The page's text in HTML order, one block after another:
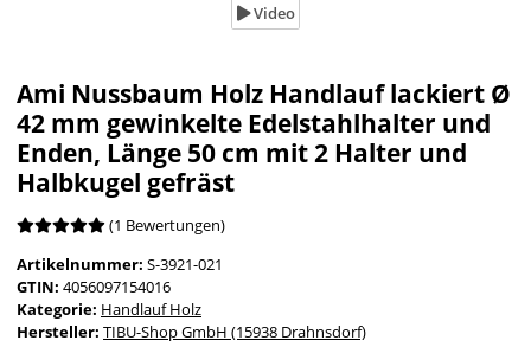
Video
Ami Nussbaum Holz Handlauf lackiert Ø
42 mm gewinkelte Edelstahlhalter und
Enden, Länge 50 cm mit 2 Halter und
Halbkugel gefräst
(1 Bewertungen)
Artikelnummer: S-3921-021
GTIN: 4056097154016
Kategorie: Handlauf Holz
Hersteller: TIBU-Shop GmbH (15938 Drahnsdorf)